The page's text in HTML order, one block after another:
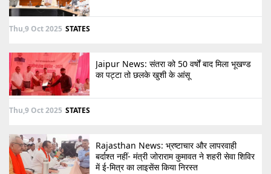
Thu,9 Oct 2025 STATES
Jaipur News: संतरा को 50 वर्षों बाद मिला भूखण्ड
का पट्टा तो छलके खुशी के आंसू
Thu,9 Oct 2025 STATES
Rajasthan News: भ्रष्टाचार और लापरवाही
बर्दाश्त नहीं- मंत्री जोराराम कुमावत ने शहरी सेवा शिविर
में ई-मित्र का लाइसेंस किया निरस्त